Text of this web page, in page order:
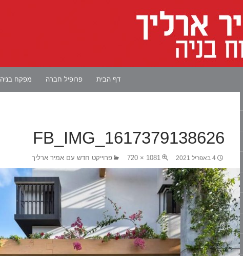
דף הבית
פרופיל חברה מפקח בניה
FB_IMG_1617379138626
4 באפריל 2021 1081 × 720 פרוייקט חדש עם אמיר ארליך